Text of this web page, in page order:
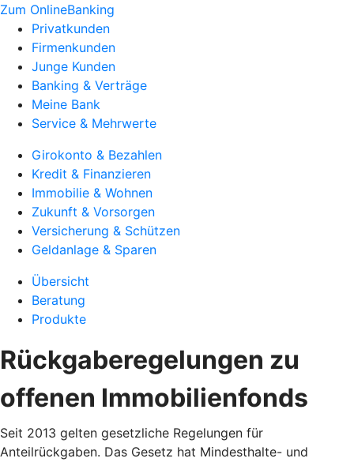
Zum OnlineBanking
Privatkunden
Firmenkunden
Junge Kunden
Banking & Verträge
Meine Bank
Service & Mehrwerte
Girokonto & Bezahlen
Kredit & Finanzieren
Immobilie & Wohnen
Zukunft & Vorsorgen
Versicherung & Schützen
Geldanlage & Sparen
Übersicht
Beratung
Produkte
Rückgaberegelungen zu
offenen Immobilienfonds
Seit 2013 gelten gesetzliche Regelungen für
Anteilrückgaben. Das Gesetz hat Mindesthalte- und